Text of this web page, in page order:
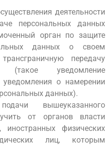
деятельности
персональных данных
орган по защите
данных о своем
передачу
(такое уведомление
уведомления о намерении
данных).
вышеуказанного
от органов власти
иностранных физических
лиц, которым